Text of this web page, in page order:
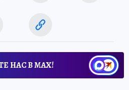
НАС В МАХ!